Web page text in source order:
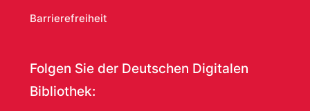
Barrierefreiheit
Folgen Sie der Deutschen Digitalen
Bibliothek: